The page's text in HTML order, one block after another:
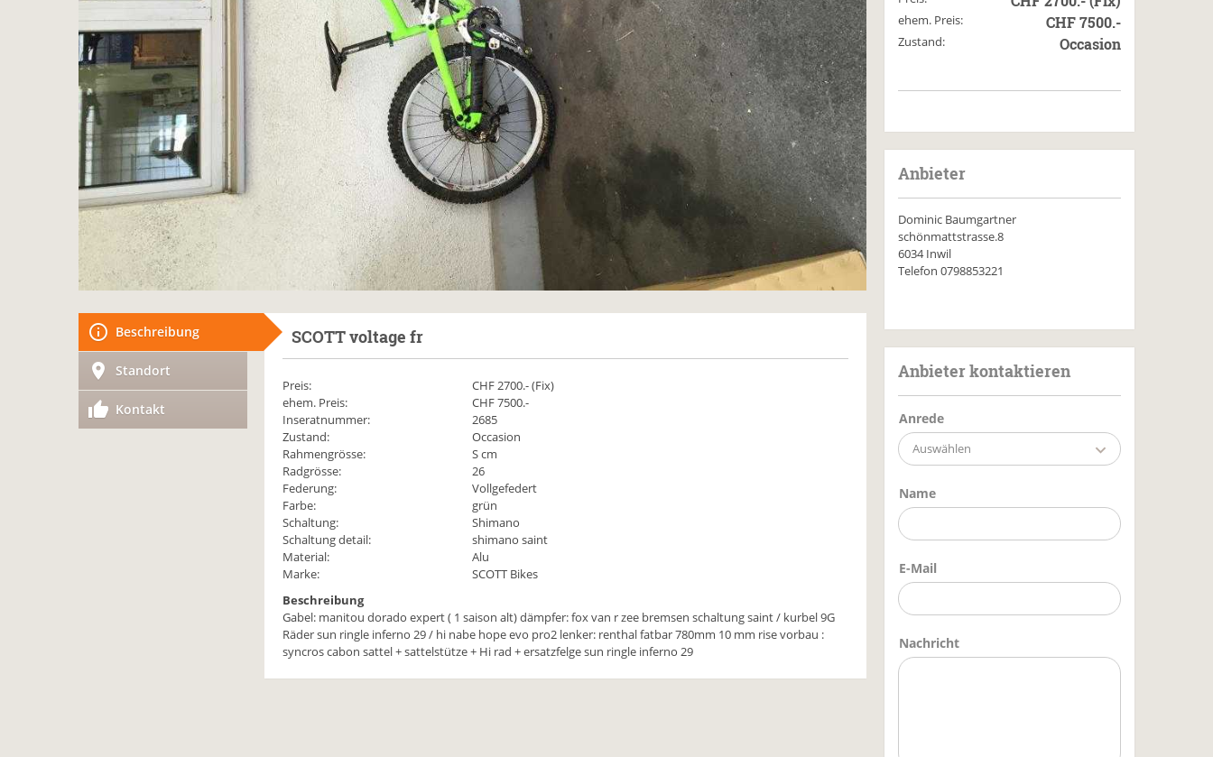
Beschreibung
Standort
Kontakt
SCOTTvoltage fr
Preis: CHF2700.- (Fix)
ehem. Preis:
CHF 7500.-
Inseratnummer:
2685
Zustand:
Occasion
Rahmengrösse:
S cm
Radgrösse:
26
Federung:
Vollgefedert
Farbe:
grün
Schaltung:
Shimano
Schaltung detail:
shimano saint
Material:
Alu
Marke:
SCOTT Bikes
Beschreibung
Gabel: manitou dorado expert ( 1 saison alt) dämpfer: fox van r zee bremsen schaltung saint / kurbel 9G
Räder sun ringle inferno 29 / hi nabe hope evo pro2 lenker: renthal fatbar 780mm 10 mm rise vorbau :
syncros cabon sattel + sattelstütze + Hi rad + ersatzfelge sun ringle inferno 29
ehem. Preis: CHF 7500.-
Zustand: Occasion
Anbieter
Dominic Baumgartner
schönmattstrasse.8
6034 Inwil
Telefon 0798853221
Anbieter kontaktieren
Anrede
Auswählen
Name
E-Mail
Nachricht